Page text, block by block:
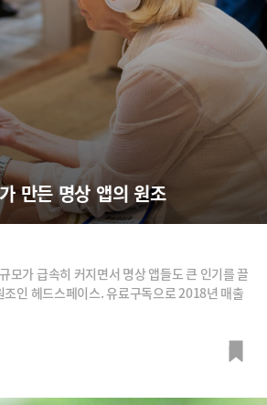
만든 명상 앱의 원조
모가 급속히 커지면서 명상 앱들도 큰 인기를 끌
조인 헤드스페이스. 유료구독으로 2018년 매출